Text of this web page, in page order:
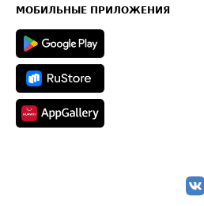
Техническая информация
МОБИЛЬНЫЕ ПРИЛОЖЕНИЯ